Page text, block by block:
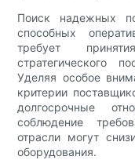
Поиск надежных
способных
требует
стратегического
Уделяя особое
критерии
долгосрочные
соблюдение
отрасли могут
оборудования.